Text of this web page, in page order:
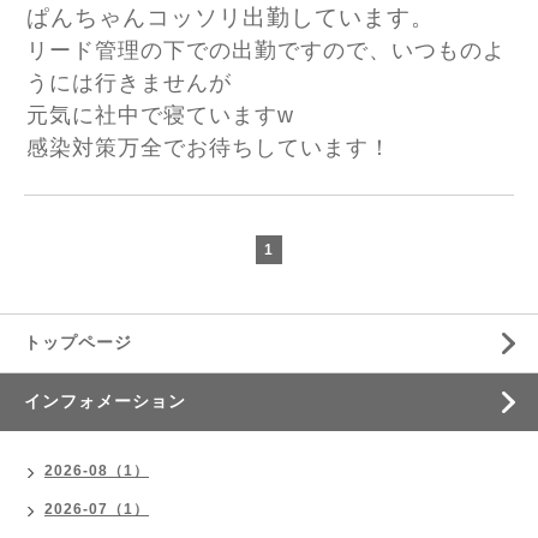
ぱんちゃんコッソリ出勤しています。
リード管理の下での出勤ですので、いつものよ
うには行きませんが
元気に社中で寝ていますw
感染対策万全でお待ちしています！
1
トップページ
インフォメーション
2026-08（1）
2026-07（1）